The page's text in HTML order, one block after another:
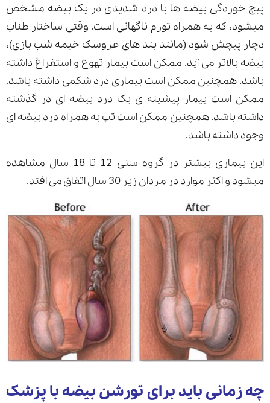
پیچ خوردگی بیضه ها با درد شدیدی در یک بیضه مشخص
میشود، که به همراه تورم ناگهانی است. وقتی ساختار طناب
دچار پیچش شود (مانند بند های عروسک خیمه شب بازی)،
بیضه بالاتر می آید. ممکن است بیمار تهوع و استفراغ داشته
باشد. همچنین ممکن است بیماری درد شکمی داشته باشد.
ممکن است بیمار پیشینه ی یک درد بیضه ای در گذشته
داشته باشد. همچنین ممکن است تب به همراه درد بیضه ای
وجود داشته باشد.
این بیماری بیشتر در گروه سنی 12 تا 18 سال مشاهده
میشود و اکثر موارد در مردان زیر 30 سال اتفاق می افتد.
چه زمانی باید برای تورشن بیضه با پزشک